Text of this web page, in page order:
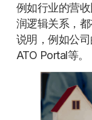
例如行业的营
润逻辑关系，
说明，例如公司
ATO Portal等。